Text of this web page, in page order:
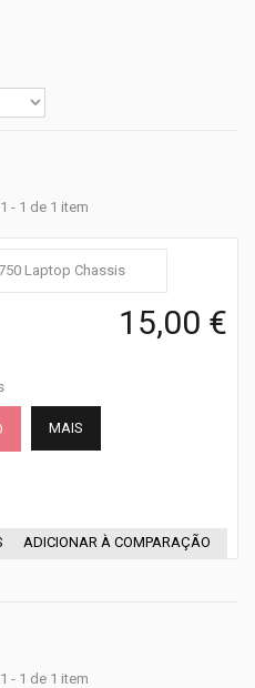
- 1 de 1 item
15,00 €
MAIS
ADICIONAR À COMPARAÇÃO
- 1 de 1 item